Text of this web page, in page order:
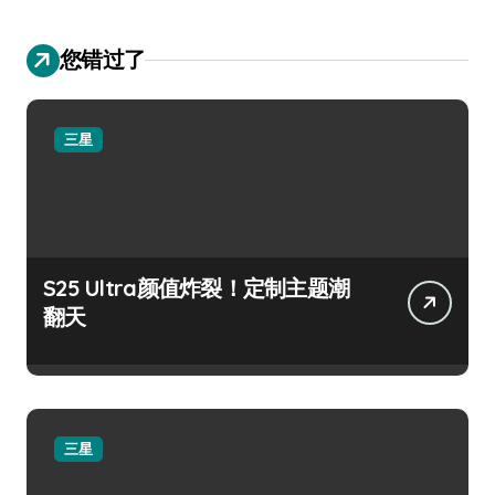
您错过了
三星
S25 Ultra颜值炸裂！定制主题潮
翻天
三星